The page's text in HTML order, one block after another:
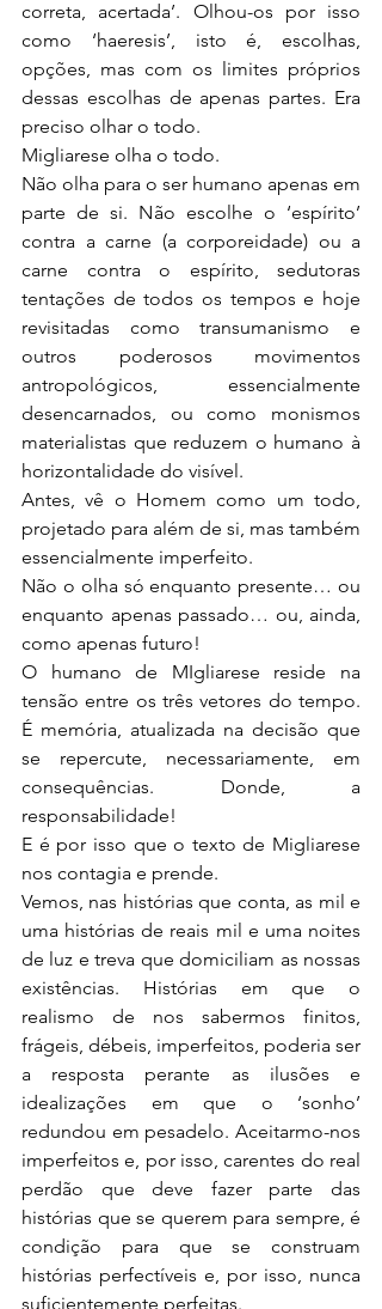
correta, acertada’. Olhou-os por isso
como ‘haeresis’, isto é, escolhas,
opções, mas com os limites próprios
dessas escolhas de apenas partes. Era
preciso olhar o todo.
Migliarese olha o todo.
Não olha para o ser humano apenas em
parte de si. Não escolhe o ‘espírito’
contra a carne (a corporeidade) ou a
carne contra o espírito, sedutoras
tentações de todos os tempos e hoje
revisitadas como transumanismo e
outros poderosos movimentos
antropológicos, essencialmente
desencarnados, ou como monismos
materialistas que reduzem o humano à
horizontalidade do visível.
Antes, vê o Homem como um todo,
projetado para além de si, mas também
essencialmente imperfeito.
Não o olha só enquanto presente… ou
enquanto apenas passado… ou, ainda,
como apenas futuro!
O humano de MIgliarese reside na
tensão entre os três vetores do tempo.
É memória, atualizada na decisão que
se repercute, necessariamente, em
consequências. Donde, a
responsabilidade!
E é por isso que o texto de Migliarese
nos contagia e prende.
Vemos, nas histórias que conta, as mil e
uma histórias de reais mil e uma noites
de luz e treva que domiciliam as nossas
existências. Histórias em que o
realismo de nos sabermos finitos,
frágeis, débeis, imperfeitos, poderia ser
a resposta perante as ilusões e
idealizações em que o ‘sonho’
redundou em pesadelo. Aceitarmo-nos
imperfeitos e, por isso, carentes do real
perdão que deve fazer parte das
histórias que se querem para sempre, é
condição para que se construam
histórias perfectíveis e, por isso, nunca
suficientemente perfeitas.